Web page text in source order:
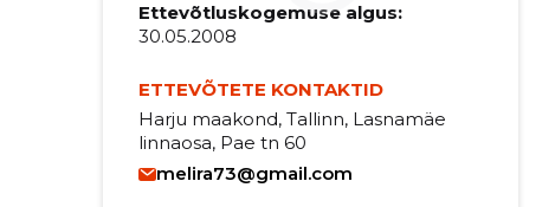
Ettevõtluskogemuse algus:
30.05.2008
ETTEVÕTETE KONTAKTID
Harju maakond, Tallinn, Lasnamäe
linnaosa, Pae tn 60
melira73@gmail.com